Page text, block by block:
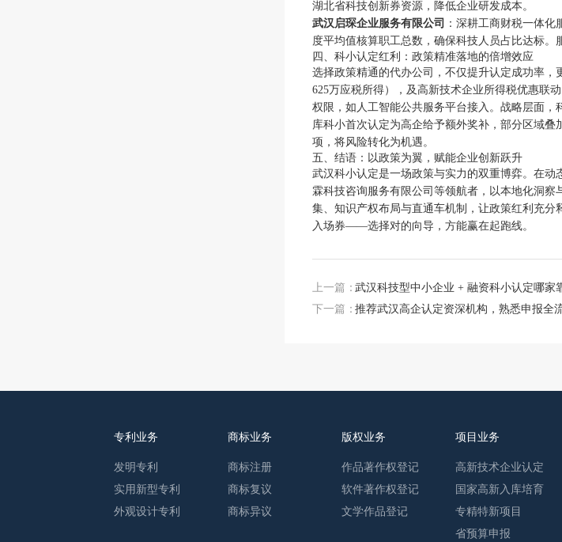
湖北省科技创新券资源，降低企业研发成本。
武汉启琛企业服务有限公司
：深耕工商财税一体
度平均值核算职工总数，确保科技人员占比达标。
四、科小认定红利：政策精准落地的倍增效应
选择政策精通的代办公司，不仅提升认定成功率，
625万应税所得），及高新技术企业所得税优惠联
权限，如人工智能公共服务平台接入。战略层面
库科小首次认定为高企给予额外奖补，部分区域
项，将风险转化为机遇。
五、结语：以政策为翼，赋能企业创新跃升
武汉科小认定是一场政策与实力的双重博弈。在
霖科技咨询服务有限公司等领航者，以本地化洞
集、知识产权布局与直通车机制，让政策红利充
入场券——选择对的向导，方能赢在起跑线。
上一篇：武汉科技型中小企业 + 融资科小认定哪家
下一篇：推荐武汉高企认定资深机构，熟悉申报全
专利业务
发明专利
实用新型专利
外观设计专利
商标业务
商标注册
商标复议
商标异议
版权业务
作品著作权登记
软件著作权登记
文学作品登记
项目业务
高新技术企业认定
国家高新入库培育
专精特新项目
省预算申报